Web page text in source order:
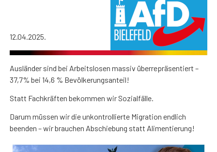
12.04.2025.
Ausländer sind bei Arbeitslosen massiv überrepräsentiert –
37,7% bei 14,6 % Bevölkerungsanteil!
Statt Fachkräften bekommen wir Sozialfälle.
Darum müssen wir die unkontrollierte Migration endlich
beenden – wir brauchen Abschiebung statt Alimentierung!